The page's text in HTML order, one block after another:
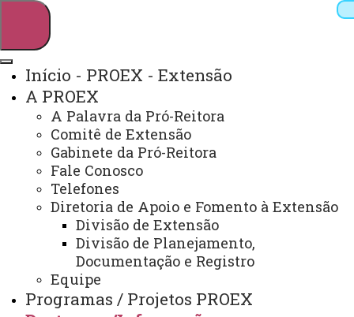
Webmail Sistemas
Arquivo Virtual
Início - PROEX - Extensão
A PROEX
A Palavra da Pró-Reitora
Comitê de Extensão
Gabinete da Pró-Reitora
Fale Conosco
Telefones
Diretoria de Apoio e Fomento à Extensão
Divisão de Extensão
Divisão de Planejamento,
Documentação e Registro
Equipe
Programas / Projetos PROEX
EDITAIS INTERNOS